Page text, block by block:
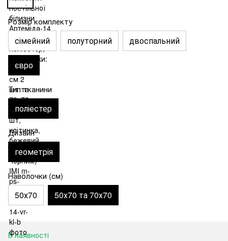
Розмір комплекту
сімейний полуторний двоспальний
євро
Тип тканини
поліестер
Дизайн
геометрія
Наволочки (см)
50х70 50х70 та 70х70
В наявності